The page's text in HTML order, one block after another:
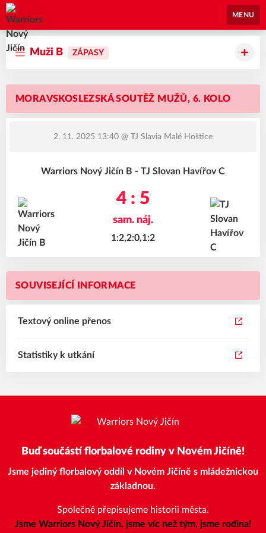
Warriors Nový Jičín
MENU
Muži B ZÁPASY
MORAVSKOSLEZSKÁ SOUTĚŽ MUŽŮ, 6. KOLO
2. 11. 2025 13:40 @ TJ Slavia Malé Hoštice
Warriors Nový Jičín B - TJ Slovan Havířov C
4 : 5
sam. náj.
1:2,2:0,1:2
SOUVISEJÍCÍ INFORMACE
Textový online přenos
Statistiky k utkání
Buď součástí florbalové rodiny v Novém Jičíně!
Jsme jediný florbalový oddíl v Novém Jičíně s mládežnickou
základnou.
Společně přepisujeme historii města.
Jsme Warriors Nový Jičín, jsme víc než tým, jsme rodina!